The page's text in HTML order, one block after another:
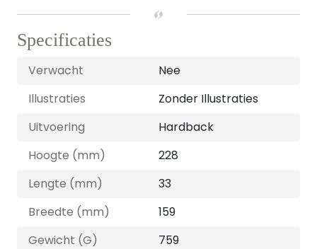
Specificaties
Verwacht
Nee
Illustraties
Zonder Illustraties
Uitvoering
Hardback
Hoogte (mm)
228
Lengte (mm)
33
Breedte (mm)
159
Gewicht (G)
759